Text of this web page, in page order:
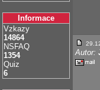
Informace
Vzkazy
14864
NSFAQ
1354
Quiz
6
Autor: